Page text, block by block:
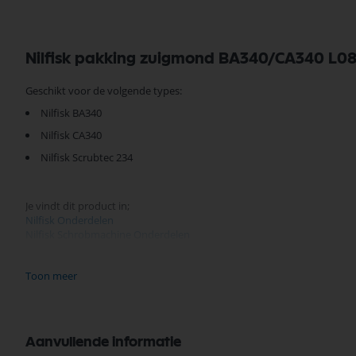
Nilfisk pakking zuigmond BA340/CA340
Geschikt voor de volgende types:
Nilfisk BA340
Nilfisk CA340
Nilfisk Scrubtec 234
Je vindt dit product in;
Nilfisk Onderdelen
Nilfisk Onderdelen Zuigmond
Nilfisk Onderdelen
Koop nu de Nilfisk pakking zuigmond BA340/CA340 L08603039 van
Toon meer
Aanvullende informatie